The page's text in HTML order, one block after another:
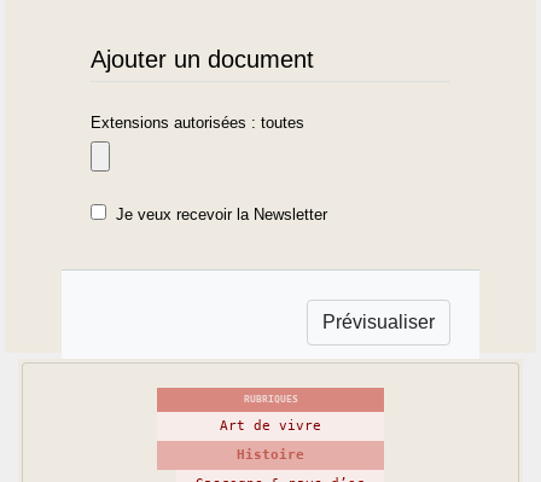
Ajouter un document
Extensions autorisées : toutes
Je veux recevoir la Newsletter
RUBRIQUES
Art de vivre
Histoire